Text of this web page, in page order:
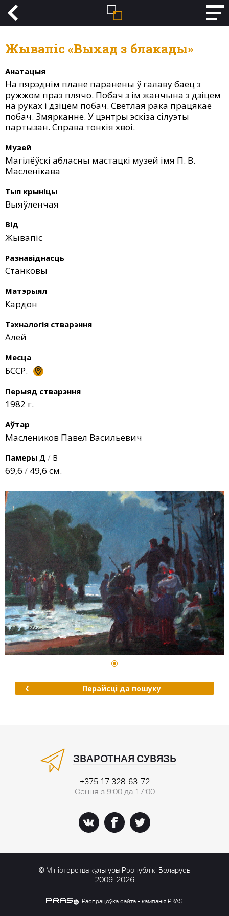
Жывапіс «Выхад з блакады»
Анатацыя
На пярэднім плане паранены ў галаву баец з
ружжом праз плячо. Побач з ім жанчына з дзіцем
на руках і дзіцем побач. Светлая рака працякае
побач. Змярканне. У цэнтры эскіза сілуэты
партызан. Справа тонкія хвоі.
Музей
Магілёўскі абласны мастацкі музей імя П. В.
Масленікава
Тып крыніцы
Выяўленчая
Від
Жывапіс
Разнавіднасць
Станковы
Матэрыял
Кардон
Тэхналогія стварэння
Алей
Месца
БССР.
Перыяд стварэння
1982 г.
Аўтар
Маслеников Павел Васильевич
Памеры Д / В
69,6 / 49,6 см.
Перайсці да пошуку
ЗВАРОТНАЯ СУВЯЗЬ
+375 17 328-63-72
Сёння з 9:00 да 17:00
© Міністэрства культуры Рэспублікі Беларусь
2009-2026
Распрацоўка сайта - кампанія PRAS